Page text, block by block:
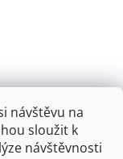
návštěvu na
sloužit k
návštěvnosti